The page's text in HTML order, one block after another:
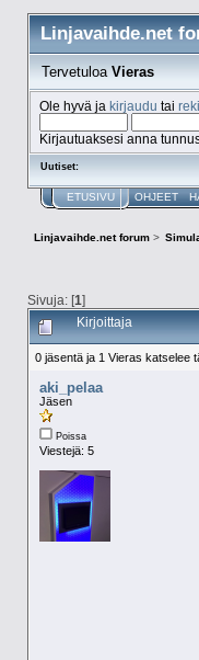
Linjavaihde.net
TervetuloaVieras
Ole hyvä ja kirjaudu tai
Kirjautuaksesi anna
Uutiset:
ETUSIVU OHJEET
Linjavaihde.net forum>
Sivuja: [1]
Kirjoittaja
0 jäsentä ja 1 Vieras katselee
aki_pelaa
Jäsen
Poissa
Viestejä: 5